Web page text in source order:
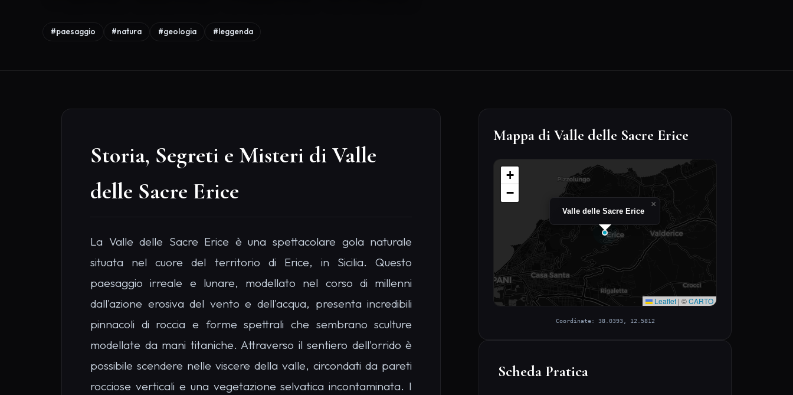
#paesaggio #natura #geologia #leggenda
Storia, Segreti e Misteri di Valle
delle Sacre Erice
La Valle delle Sacre Erice è una spettacolare gola naturale
situata nel cuore del territorio di Erice, in Sicilia. Questo
paesaggio irreale e lunare, modellato nel corso di millenni
dall'azione erosiva del vento e dell'acqua, presenta incredibili
pinnacoli di roccia e forme spettrali che sembrano sculture
modellate da mani titaniche. Attraverso il sentiero dell'orrido è
possibile scendere nelle viscere della valle, circondati da pareti
rocciose verticali e una vegetazione selvatica incontaminata. I
Mappa di Valle delle Sacre Erice
Valle delle Sacre Erice
×
+
−
Leaflet | ©CARTO
Coordinate: 38.0393, 12.5812
Scheda Pratica